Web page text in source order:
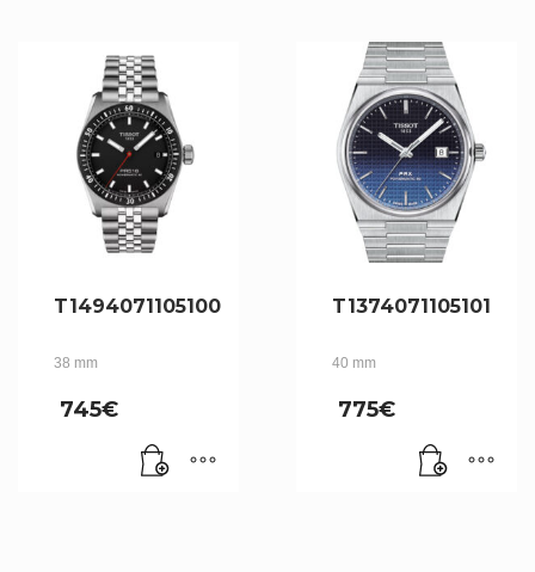
T1494071105100
38 mm
745€
T1374071105101
40 mm
775€